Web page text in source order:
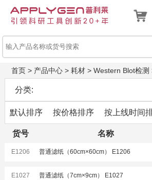
首页> 产品中心> 耗材> Western Blot检测
分类:
默认排序 按价格排序 按上线时间
货号 名称
E1206 普通滤纸（60cm×60cm） E1206
E1027 普通滤纸（7cm×9cm） E1027